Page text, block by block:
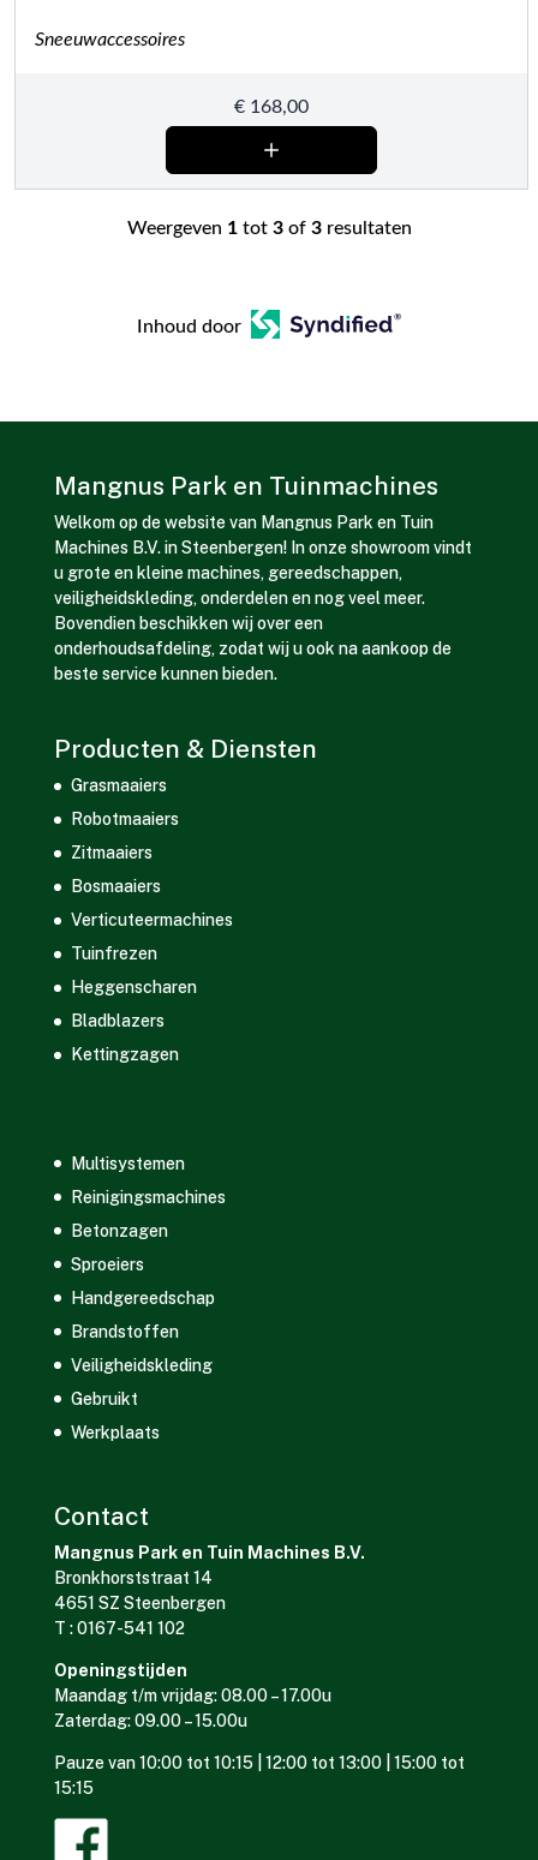
Sneeuwaccessoires
€ 168,00
Weergeven 1tot 3of 3resultaten
Inhoud door
Mangnus Park en Tuinmachines
Welkom op de website van Mangnus Park en Tuin
Machines B.V. in Steenbergen! In onze showroom vindt
u grote en kleine machines, gereedschappen,
veiligheidskleding, onderdelen en nog veel meer.
Bovendien beschikken wij over een
onderhoudsafdeling, zodat wij u ook na aankoop de
beste service kunnen bieden.
Producten & Diensten
Grasmaaiers
Robotmaaiers
Zitmaaiers
Bosmaaiers
Verticuteermachines
Tuinfrezen
Heggenscharen
Bladblazers
Kettingzagen
Multisystemen
Reinigingsmachines
Betonzagen
Sproeiers
Handgereedschap
Brandstoffen
Veiligheidskleding
Gebruikt
Werkplaats
Contact
Mangnus Park en Tuin Machines B.V.
Bronkhorststraat 14
4651 SZ Steenbergen
T : 0167-541 102
Openingstijden
Maandag t/m vrijdag: 08.00 – 17.00u
Zaterdag: 09.00 – 15.00u
Pauze van 10:00 tot 10:15 | 12:00 tot 13:00 | 15:00 tot
15:15